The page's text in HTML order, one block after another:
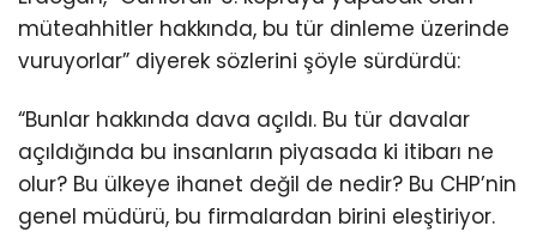
müteahhitler hakkında, bu tür dinleme üzerinde
vuruyorlar” diyerek sözlerini şöyle sürdürdü:
“Bunlar hakkında dava açıldı. Bu tür davalar
açıldığında bu insanların piyasada ki itibarı ne
olur? Bu ülkeye ihanet değil de nedir? Bu CHP’nin
genel müdürü, bu firmalardan birini eleştiriyor.